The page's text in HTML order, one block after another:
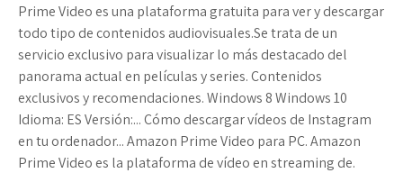
Prime Video es una plataforma gratuita para ver y descargar
todo tipo de contenidos audiovisuales.Se trata de un
servicio exclusivo para visualizar lo más destacado del
panorama actual en películas y series. Contenidos
exclusivos y recomendaciones. Windows 8 Windows 10
Idioma: ES Versión:... Cómo descargar vídeos de Instagram
en tu ordenador... Amazon Prime Video para PC. Amazon
Prime Video es la plataforma de vídeo en streaming de.